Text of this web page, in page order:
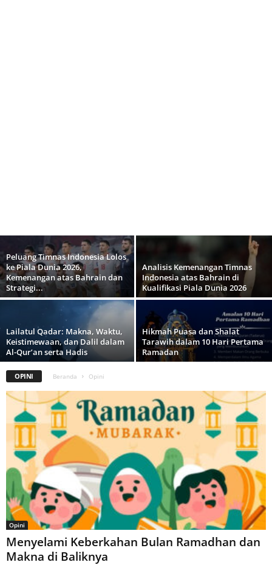
Peluang Timnas Indonesia Lolos
ke Piala Dunia 2026,
Kemenangan atas Bahrain dan
Strategi...
Analisis Kemenangan Timnas
Indonesia atas Bahrain di
Kualifikasi Piala Dunia 2026
Lailatul Qadar: Makna, Waktu,
Keistimewaan, dan Dalil dalam
Al-Qur’an serta Hadis
Hikmah Puasa dan Shalat
Tarawih dalam 10 Hari Pertama
Ramadan
OPINI Beranda Opini
Opini
Menyelami Keberkahan Bulan Ramadhan dan
Makna di Baliknya